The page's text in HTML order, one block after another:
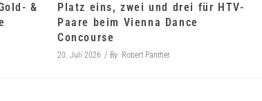
&
Platz eins, zwei und drei für HTV-
Paare beim Vienna Dance
Concourse
20. Juli 2026 By Robert Panther